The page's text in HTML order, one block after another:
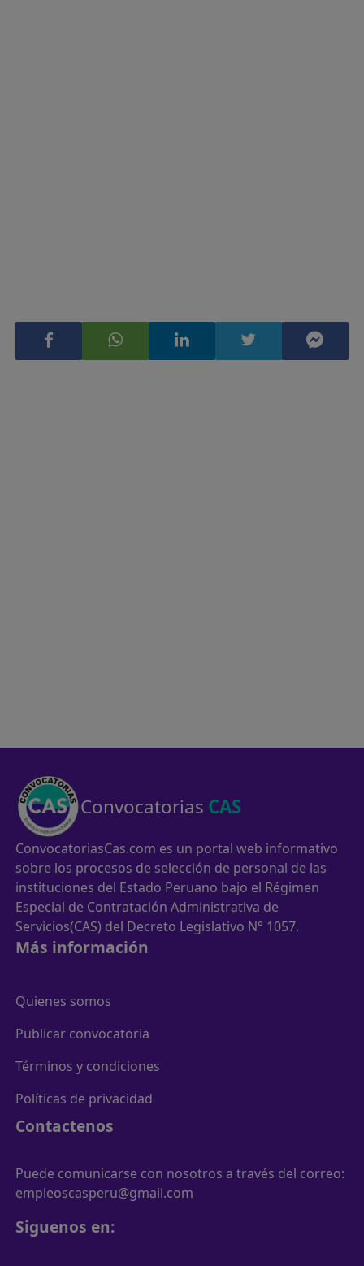
Convocatorias CAS
ConvocatoriasCas.com es un portal web informativo
sobre los procesos de selección de personal de las
instituciones del Estado Peruano bajo el Régimen
Especial de Contratación Administrativa de
Servicios(CAS) del Decreto Legislativo N° 1057.
Más información
Quienes somos
Publicar convocatoria
Términos y condiciones
Políticas de privacidad
Contactenos
Puede comunicarse con nosotros a través del correo:
empleoscasperu@gmail.com
Siguenos en: